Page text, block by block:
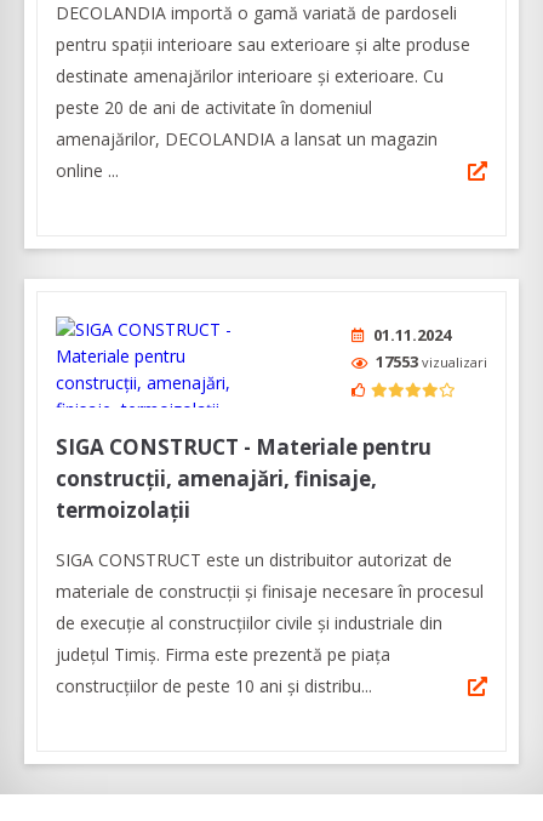
DECOLANDIA importă o gamă variată de pardoseli
pentru spații interioare sau exterioare și alte produse
destinate amenajărilor interioare și exterioare. Cu
peste 20 de ani de activitate în domeniul
amenajărilor, DECOLANDIA a lansat un magazin
online ...
01.11.2024
17553 vizualizari
SIGA CONSTRUCT - Materiale pentru
construcții, amenajări, finisaje,
termoizolații
SIGA CONSTRUCT este un distribuitor autorizat de
materiale de construcții și finisaje necesare în procesul
de execuție al construcțiilor civile și industriale din
județul Timiș. Firma este prezentă pe piața
construcțiilor de peste 10 ani și distribu...